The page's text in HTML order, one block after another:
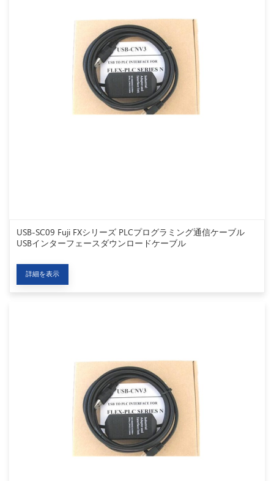
USB-SC09 Fuji FXシリーズ PLCプログラミング通信ケーブル
USBインターフェースダウンロードケーブル
詳細を表示